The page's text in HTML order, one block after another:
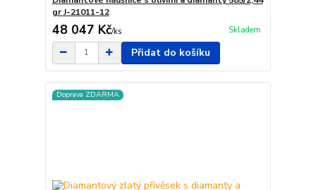
gr J-21011-12
48 047 Kč/ks Skladem
Přidat do košíku
Doprava ZDARMA